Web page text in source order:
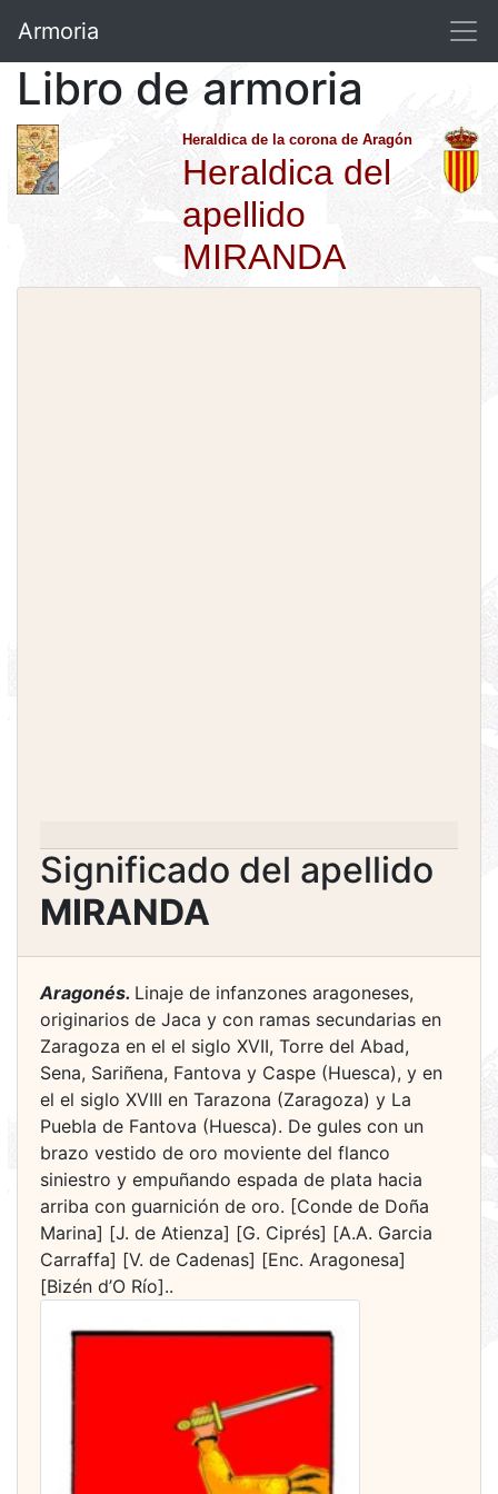
Armoria
Libro de armoria
Heraldica de la corona de Aragón
Heraldica del
apellido
MIRANDA
Significado del apellido
MIRANDA
Aragonés. Linaje de infanzones aragoneses,
originarios de Jaca y con ramas secundarias en
Zaragoza en el el siglo XVII, Torre del Abad,
Sena, Sariñena, Fantova y Caspe (Huesca), y en
el el siglo XVIII en Tarazona (Zaragoza) y La
Puebla de Fantova (Huesca). De gules con un
brazo vestido de oro moviente del flanco
siniestro y empuñando espada de plata hacia
arriba con guarnición de oro. [Conde de Doña
Marina] [J. de Atienza] [G. Ciprés] [A.A. Garcia
Carraffa] [V. de Cadenas] [Enc. Aragonesa]
[Bizén d’O Río]..